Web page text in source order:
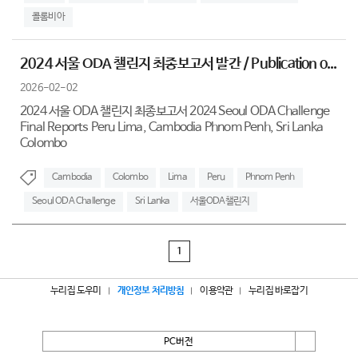
콜롬비아
2024 서울 ODA 챌린지 최종보고서 발간 / Publication o...
2026-02-02
2024 서울 ODA 챌린지 최종보고서 2024 Seoul ODA Challenge
Final Reports Peru Lima, Cambodia Phnom Penh, Sri Lanka
Colombo
Cambodia Colombo Lima Peru Phnom Penh
Seoul ODA Challenge Sri Lanka 서울ODA챌린지
1
누리집 도우미 개인정보 처리방침 이용약관 누리집 바로잡기
PC버전